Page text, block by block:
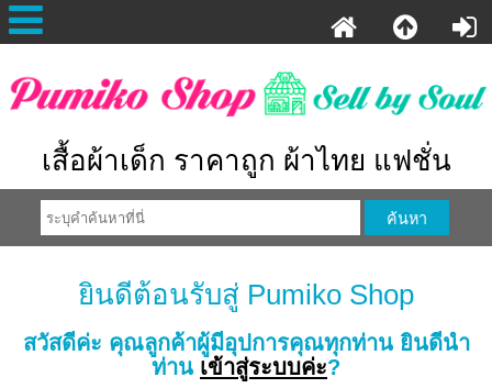
เสื้อผ้าเด็ก ราคาถูก ผ้าไทย แฟชั่น
ยินดีต้อนรับสู่ Pumiko Shop
สวัสดีค่ะ คุณลูกค้าผู้มีอุปการคุณทุกท่านยินดีนำ
ท่าน เข้าสู่ระบบค่ะ?